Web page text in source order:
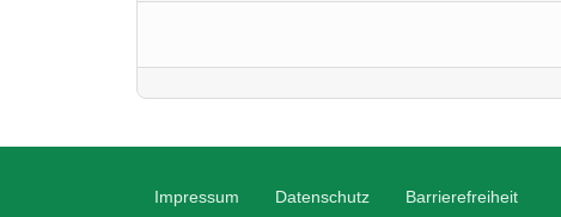
Impressum Datenschutz
Barrierefreiheit